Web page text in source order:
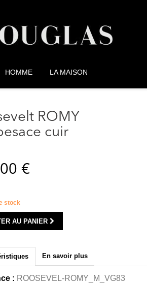
HOMME LA MAISON
ROMY
cuir
€
stock
AU PANIER
En savoir plus
: ROOSEVEL-ROMY_M_VG83